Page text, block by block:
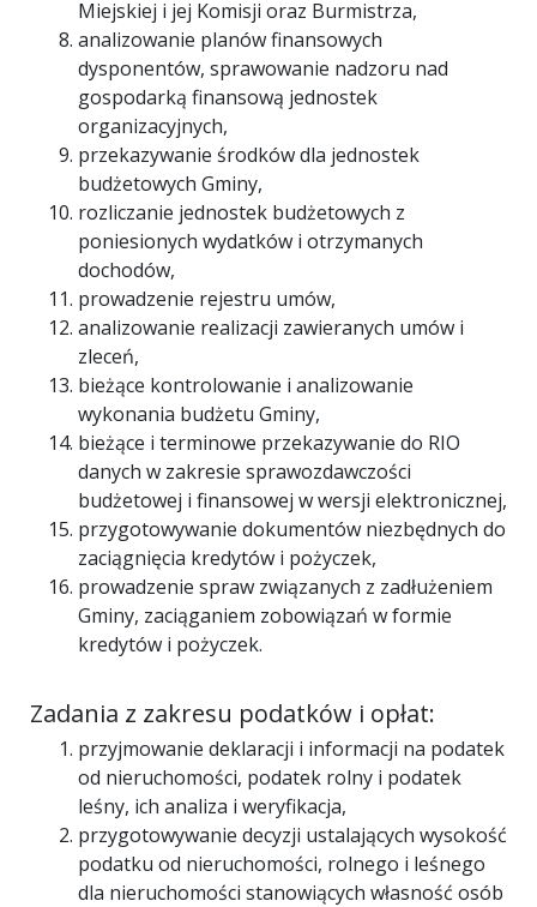
Miejskiej i jej Komisji oraz Burmistrza,
analizowanie planów finansowych
dysponentów, sprawowanie nadzoru nad
gospodarką finansową jednostek
organizacyjnych,
przekazywanie środków dla jednostek
budżetowych Gminy,
rozliczanie jednostek budżetowych z
poniesionych wydatków i otrzymanych
dochodów,
prowadzenie rejestru umów,
analizowanie realizacji zawieranych umów i
zleceń,
bieżące kontrolowanie i analizowanie
wykonania budżetu Gminy,
bieżące i terminowe przekazywanie do RIO
danych w zakresie sprawozdawczości
budżetowej i finansowej w wersji elektronicznej,
przygotowywanie dokumentów niezbędnych do
zaciągnięcia kredytów i pożyczek,
prowadzenie spraw związanych z zadłużeniem
Gminy, zaciąganiem zobowiązań w formie
kredytów i pożyczek.
Zadania z zakresu podatków i opłat:
przyjmowanie deklaracji i informacji na podatek
od nieruchomości, podatek rolny i podatek
leśny, ich analiza i weryfikacja,
przygotowywanie decyzji ustalających wysokość
podatku od nieruchomości, rolnego i leśnego
dla nieruchomości stanowiących własność osób